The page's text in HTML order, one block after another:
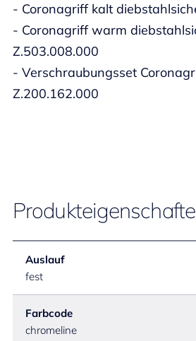
- Coronagriff kalt
- Coronagriff warm
Z.503.008.000
- Verschraubungsset
Z.200.162.000
Auslauf
fest
Farbcode
chromeline